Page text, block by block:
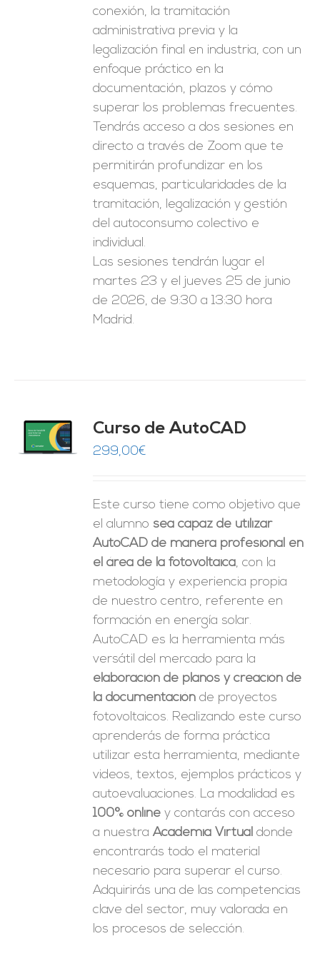
conexión, la tramitación
administrativa previa y la
legalización final en industria, con un
enfoque práctico en la
documentación, plazos y cómo
superar los problemas frecuentes.
Tendrás acceso a dos sesiones en
directo a través de Zoom que te
permitirán profundizar en los
esquemas, particularidades de la
tramitación, legalización y gestión
del autoconsumo colectivo e
individual.
Las sesiones tendrán lugar el
martes 23 y el jueves 25 de junio
de 2026, de 9:30 a 13:30 hora
Madrid.
Curso de AutoCAD
299,00€
Este curso tiene como objetivo que
el alumno sea capaz de utilizar
AutoCAD de manera profesional en
el área de la fotovoltaica, con la
metodología y experiencia propia
de nuestro centro, referente en
formación en energía solar.
AutoCAD es la herramienta más
versátil del mercado para la
elaboración de planos y creación de
la documentación de proyectos
fotovoltaicos. Realizando este curso
aprenderás de forma práctica
utilizar esta herramienta, mediante
videos, textos, ejemplos prácticos y
autoevaluaciones. La modalidad es
100% online y contarás con acceso
a nuestraAcademia Virtual donde
encontrarás todo el material
necesario para superar el curso.
Adquirirás una de las competencias
clave del sector, muy valorada en
los procesos de selección.